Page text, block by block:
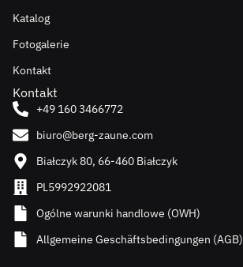
Katalog
Fotogalerie
Kontakt
Kontakt
+49 160 3466772
biuro@berg-zaune.com
Białczyk 80, 66-460 Białczyk
PL5992922081
Ogólne warunki handlowe (OWH)
Allgemeine Geschäftsbedingungen (AGB)